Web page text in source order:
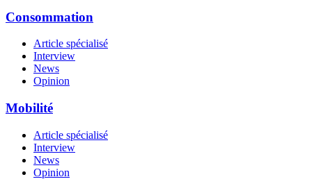
Consommation
Article spécialisé
Interview
News
Opinion
Mobilité
Article spécialisé
Interview
News
Opinion